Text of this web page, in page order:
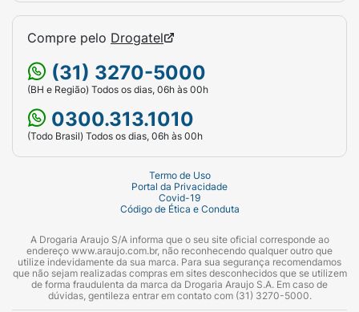
Compre pelo Drogatel
(31) 3270-5000
(BH e Região) Todos os dias, 06h às 00h
0300.313.1010
(Todo Brasil) Todos os dias, 06h às 00h
Termo de Uso
Portal da Privacidade
Covid-19
Código de Ética e Conduta
A Drogaria Araujo S/A informa que o seu site oficial corresponde ao
endereço www.araujo.com.br, não reconhecendo qualquer outro que
utilize indevidamente da sua marca. Para sua segurança recomendamos
que não sejam realizadas compras em sites desconhecidos que se utilizem
de forma fraudulenta da marca da Drogaria Araujo S.A. Em caso de
dúvidas, gentileza entrar em contato com (31) 3270-5000.